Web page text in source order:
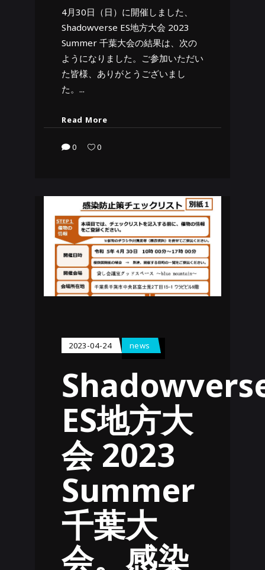
4月30日（日）に開催しました、
Shadowverse ES地方大会 2023
Summer 千葉大会の結果は、次の
ようになりました。ご参加いただい
た皆様、ありがとうございまし
た。
Read More
0 0
2023-04-24 news
ES地方大
会 2023
Summer
千葉大
会。感染